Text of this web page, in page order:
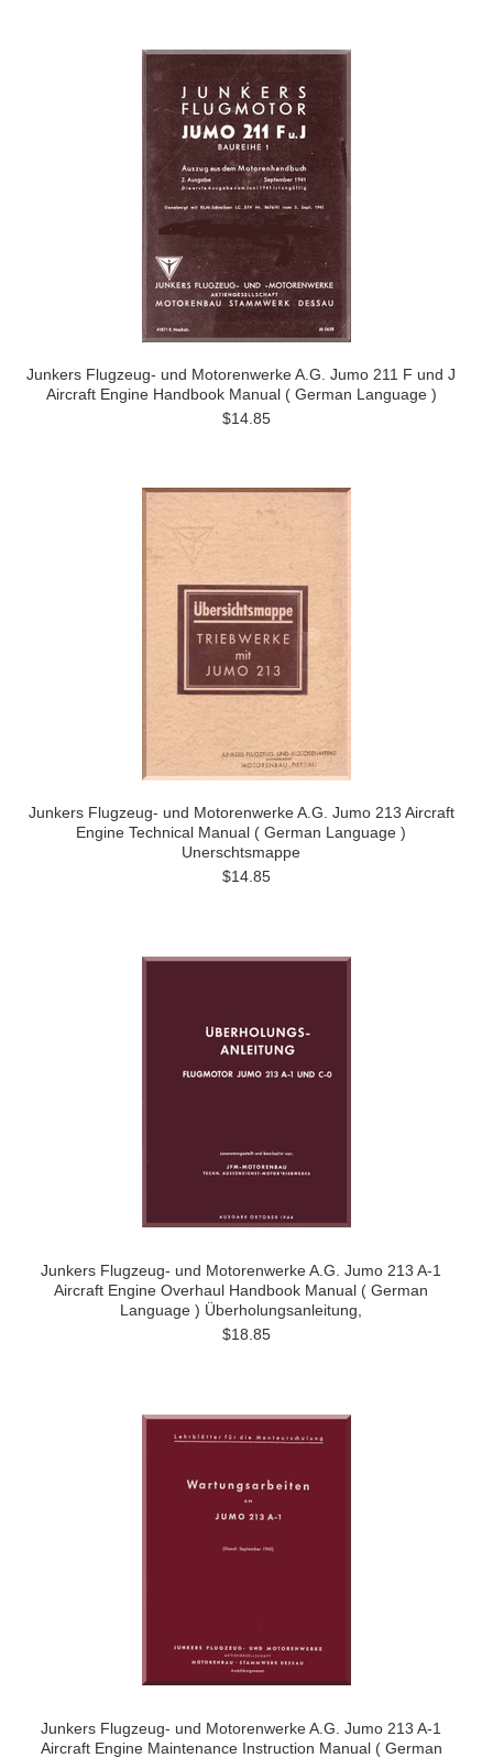
Junkers Flugzeug- und Motorenwerke A.G. Jumo 211 F und J
Aircraft Engine Handbook Manual ( German Language )
$14.85
Junkers Flugzeug- und Motorenwerke A.G. Jumo 213 Aircraft
Engine Technical Manual ( German Language )
Unerschtsmappe
$14.85
Junkers Flugzeug- und Motorenwerke A.G. Jumo 213 A-1
Aircraft Engine Overhaul Handbook Manual ( German
Language ) Überholungsanleitung,
$18.85
Junkers Flugzeug- und Motorenwerke A.G. Jumo 213 A-1
Aircraft Engine Maintenance Instruction Manual ( German